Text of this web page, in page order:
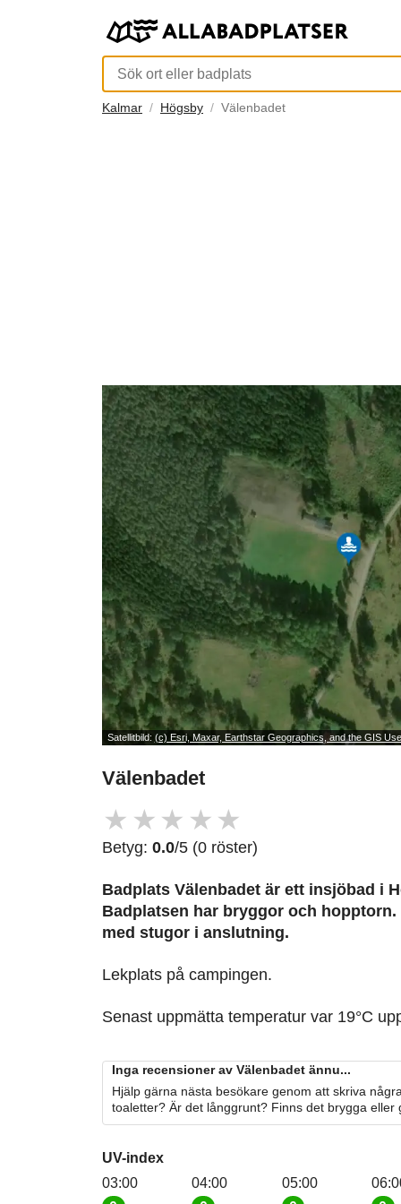
Kalmar Högsby Välenbadet
Satellitbild: (c) Esri, Maxar, Earthstar Geographics, and the GIS
Välenbadet
★ ★ ★ ★ ★
Betyg: 0.0/5 (0 röster)
Badplats Välenbadet är ett insjöbad i
Badplatsen har bryggor och
med stugor i anslutning.
Lekplats på campingen.
Senast uppmätta temperatur var 19°C
Inga recensioner av Välenbadet ännu...
Hjälp gärna nästa besökare genom att skriva
toaletter? Är det långgrunt? Finns det brygga eller
UV-index
03:00
04:00
05:00